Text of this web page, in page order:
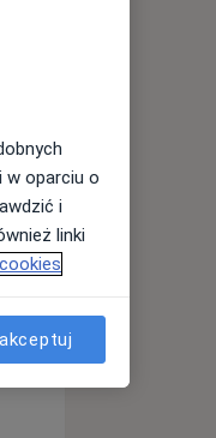
Śr,
12 Sie
w oparciu o
i
linki